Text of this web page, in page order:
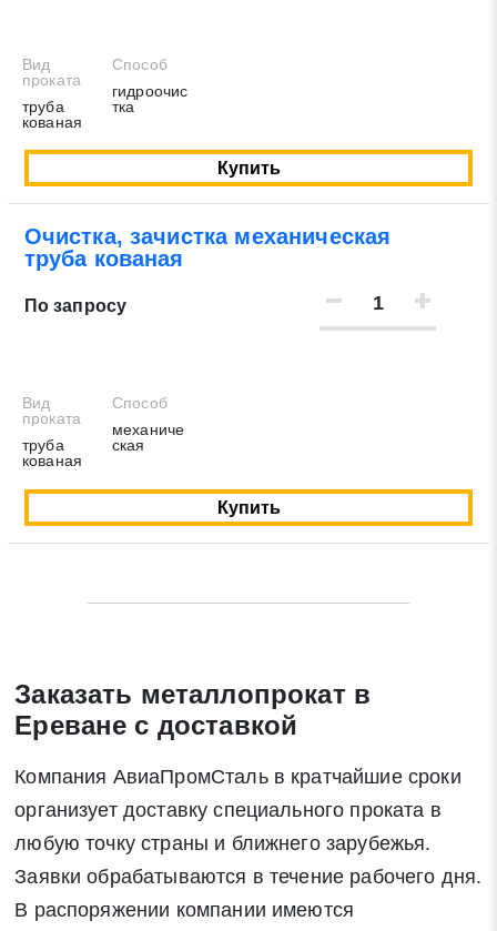
Вид
проката
труба
кованая
Способ
гидроочис
тка
Купить
Очистка, зачистка механическая
труба кованая
По запросу
Вид
проката
труба
кованая
Способ
механиче
ская
Купить
Заказать металлопрокат в
Ереване с доставкой
Компания АвиаПромСталь в кратчайшие сроки
организует доставку специального проката в
любую точку страны и ближнего зарубежья.
Заявки обрабатываются в течение рабочего дня.
В распоряжении компании имеются
Заявка на обратный звонок
Закрыть
Нажимая на кнопку «Отправить заявку» Вы даете согласие
на обработку своих персональных данных в соответствии со
«О персональных данных», а также соглашаетесь на
информационную рассылку по средством e-mail или СМС